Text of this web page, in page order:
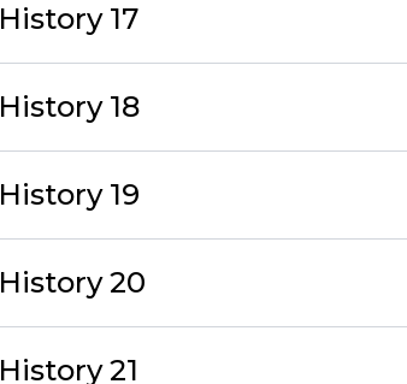
History 17
History 18
History 19
History 20
History 21